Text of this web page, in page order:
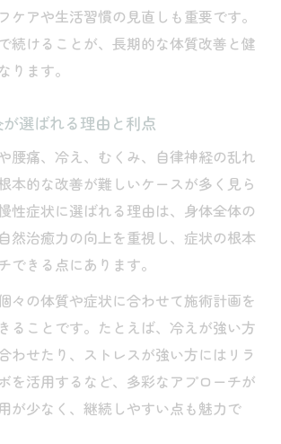
ケアや生活習慣の見直しも重要です。
続けることが、長期的な体質改善と健
ります。
選ばれる理由と利点
腰痛、冷え、むくみ、自律神経の乱れ
本的な改善が難しいケースが多く見ら
性症状に選ばれる理由は、身体全体の
然治癒力の向上を重視し、症状の根本
できる点にあります。
々の体質や症状に合わせて施術計画を
ることです。たとえば、冷えが強い方
わせたり、ストレスが強い方にはリラ
を活用するなど、多彩なアプローチが
が少なく、継続しやすい点も魅力で